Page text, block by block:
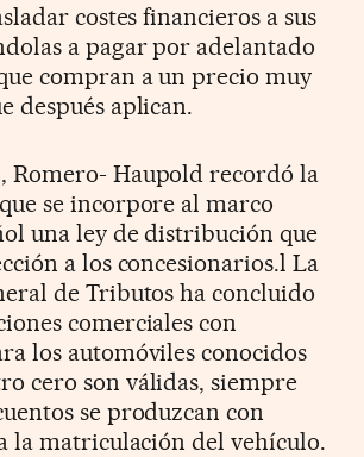
costes financieros a sus
a pagar por adelantado
compran a un precio muy
después aplican.
Romero- Haupold recordó la
se incorpore al marco
una ley de distribución que
a los concesionarios.l La
de Tributos ha concluido
comerciales con
los automóviles conocidos
cero son válidas, siempre
se produzcan con
la matriculación del vehículo.